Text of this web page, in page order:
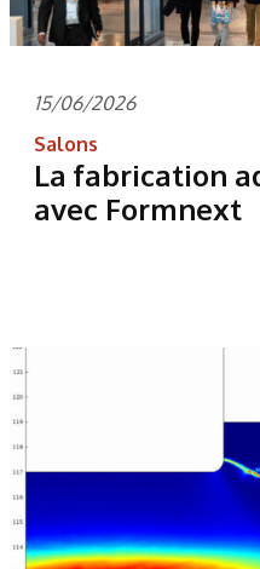
15/06/2026
Salons
La fabrication
avec Formnext